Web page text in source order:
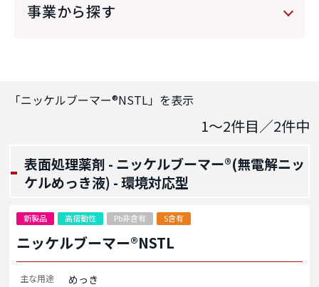
事業から探す
「ニッケルブーマー®NSTL」を表示
1～2件目／2件中
表面処理薬剤 - ニッケルブーマー®(無電解ニッ
ケルめっき液) - 環境対応型
新製品 高摺動性 Pb非含有 S含有
ニッケルブーマー®NSTL
主な用途 めっき